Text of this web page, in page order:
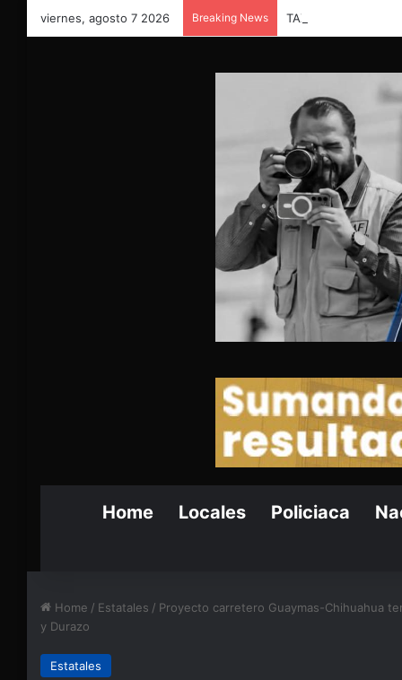
viernes, agosto 7 2026 Breaking News TAXISTA CHOCA
Home Locales Policiaca
Home / Estatales / Proyecto carretero Guaymas-Chihuahua
y Durazo
Estatales